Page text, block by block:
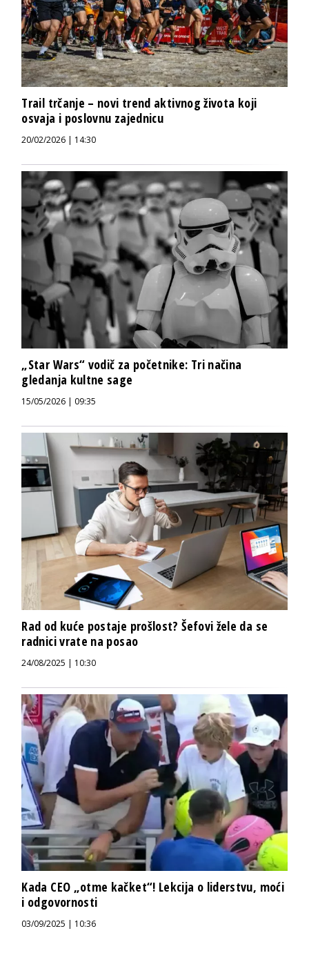
Trail trčanje – novi trend aktivnog života koji
osvaja i poslovnu zajednicu
20/02/2026 | 14:30
„Star Wars“ vodič za početnike: Tri načina
gledanja kultne sage
15/05/2026 | 09:35
Rad od kuće postaje prošlost? Šefovi žele da se
radnici vrate na posao
24/08/2025 | 10:30
Kada CEO „otme kačket“! Lekcija o liderstvu, moći
i odgovornosti
03/09/2025 | 10:36